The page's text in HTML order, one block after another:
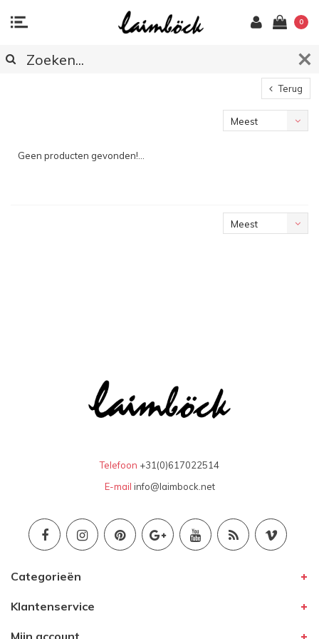
0
Terug
Meest
Geen producten gevonden!...
Meest
Telefoon +31(0)617022514
E-mail info@laimbock.net
Categorieën
Klantenservice